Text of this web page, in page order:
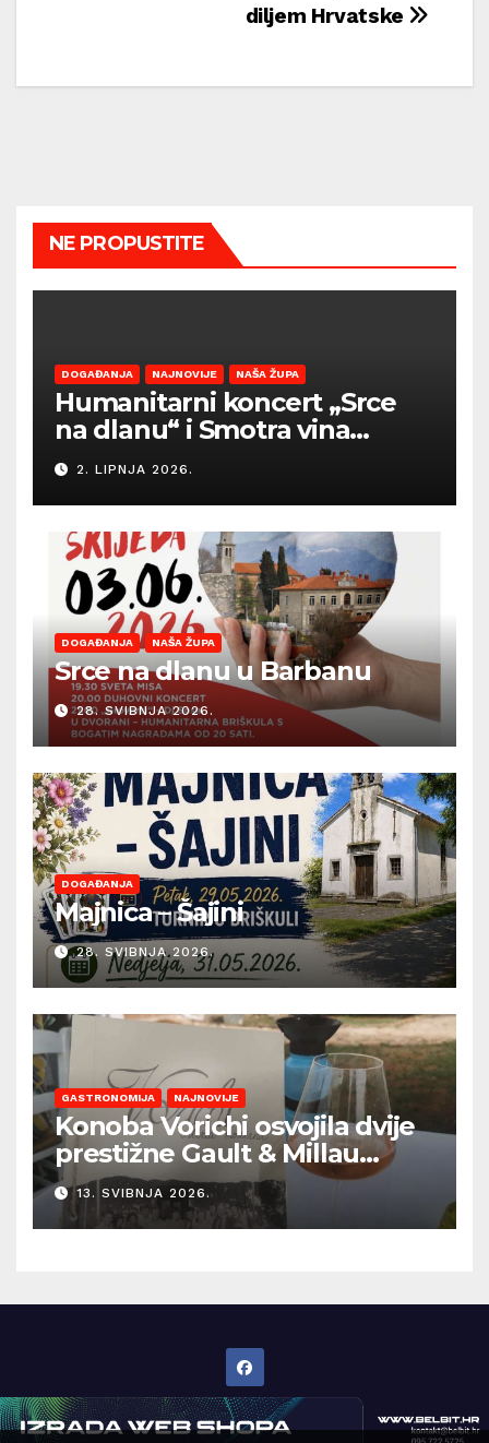
diljem Hrvatske
NE PROPUSTITE
DOGAĐANJA NAJNOVIJE NAŠA ŽUPA
Humanitarni koncert „Srce
na dlanu“ i Smotra vina
Općine Barban otvaraju
sezonu ljetnih događanja
2. LIPNJA 2026.
DOGAĐANJA NAŠA ŽUPA
Srce na dlanu u Barbanu
28. SVIBNJA 2026.
DOGAĐANJA
Majnica – Šajini
28. SVIBNJA 2026.
GASTRONOMIJA NAJNOVIJE
Konoba Vorichi osvojila dvije
prestižne Gault & Millau
kapice
13. SVIBNJA 2026.